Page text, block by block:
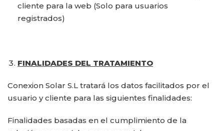
cliente para la web (Solo para usuarios
registrados)
FINALIDADES DEL TRATAMIENTO
Conexion Solar S.L tratará los datos facilitados por el
usuario y cliente para las siguientes finalidades:
Finalidades basadas en el cumplimiento de la